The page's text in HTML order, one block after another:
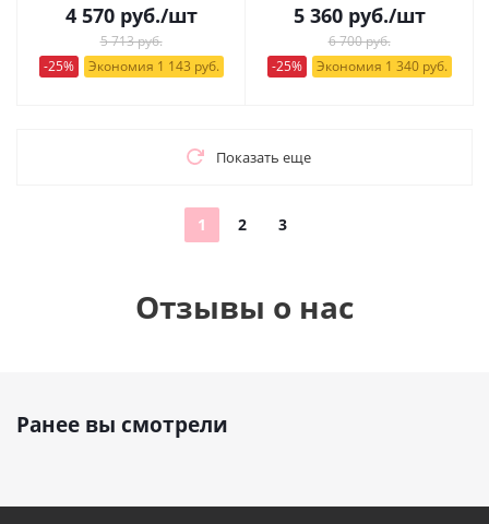
4 570руб./шт
5 713 руб.
-25%
Экономия 1 143 руб.
5 360руб./шт
6 700 руб.
-25%
Экономия 1 340 руб.
Показать еще
1 2 3
Отзывы о нас
Ранее вы смотрели